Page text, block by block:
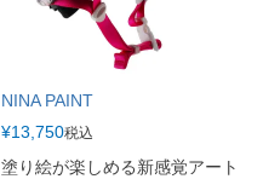
NINA PAINT
¥13,750税込
塗り絵が楽しめる新感覚アート